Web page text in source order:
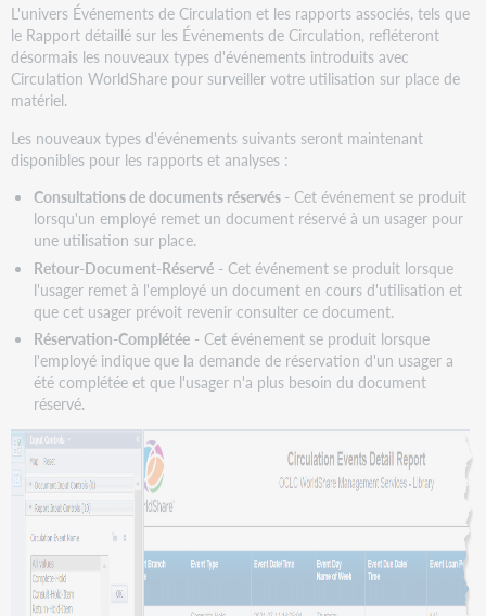
Demandes
de
réservation
charge
accrue
français
pour
les
univers
Circulation
Événements
de
Circulation
Circulation
Demandes
réservation
Circulation - États
des
documents
Problèmes
connus
L'univers Événements de Circulation et les rapports associés, tels que
le Rapport détaillé sur les Événements de Circulation, refléteront
désormais les nouveaux types d'événements introduits avec
Circulation WorldShare pour surveiller votre utilisation sur place de
matériel.
Les nouveaux types d'événements suivants seront maintenant
disponibles pour les rapports et analyses :
Consultations de documents réservés-Cet événement se produit
lorsqu'un employé remet un document réservé à un usager pour
une utilisation sur place.
Retour-Document-Réservé- Cet événement se produit lorsque
l'usager remet à l'employé un document en cours d'utilisation et
que cet usager prévoit revenir consulter ce document.
Réservation-Complétée- Cet événement se produit lorsque
l'employé indique que la demande de réservation d'un usager a
été complétée et que l'usager n'a plus besoin du document
réservé.